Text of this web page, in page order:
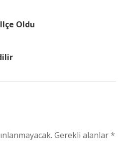
Oldu
Gerekli alanlar*